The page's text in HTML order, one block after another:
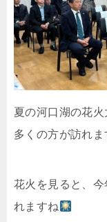
夏の河口湖の花
多くの方が訪れま
花火を見ると、
れますね